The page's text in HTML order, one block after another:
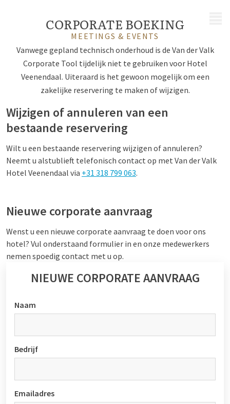
CORPORATE BOEKING
MEETINGS & EVENTS
Vanwege gepland technisch onderhoud is de Van der Valk
Corporate Tool tijdelijk niet te gebruiken voor Hotel
Veenendaal. Uiteraard is het gewoon mogelijk om een
zakelijke reservering te maken of wijzigen.
Wijzigen of annuleren van een
bestaande reservering
Wilt u een bestaande reservering wijzigen of annuleren?
Neemt u alstublieft telefonisch contact op met Van der Valk
Hotel Veenendaal via +31 318 799 063.
Nieuwe corporate aanvraag
Wenst u een nieuwe corporate aanvraag te doen voor ons
hotel? Vul onderstaand formulier in en onze medewerkers
nemen spoedig contact met u op.
NIEUWE CORPORATE AANVRAAG
Naam
Bedrijf
Emailadres